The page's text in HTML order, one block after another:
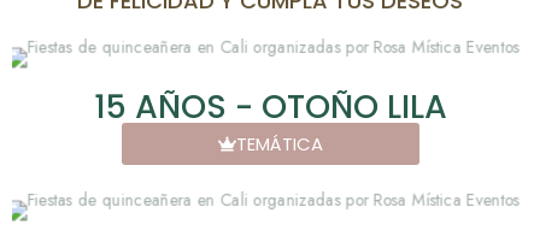
15 AÑOS - OTOÑO LILA
TEMÁTICA